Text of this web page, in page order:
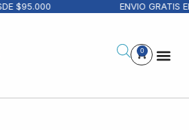
ENVIO GRATIS EN
0